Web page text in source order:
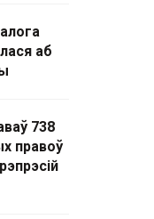
аб
738
правоў